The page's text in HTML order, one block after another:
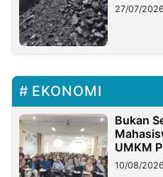
Stockpile
27/07/
EKONOMI
Bukan
UMKM
10/08/